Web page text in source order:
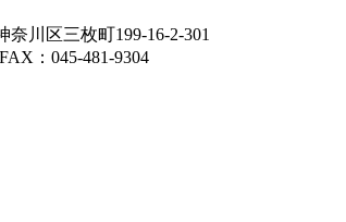
川区三枚町199-16-2-301
：045-481-9304